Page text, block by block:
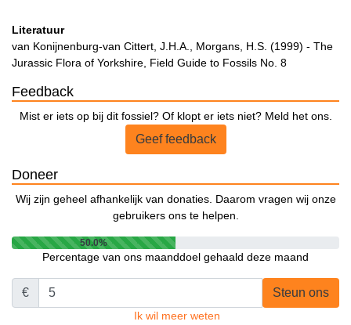
Literatuur
van Konijnenburg-van Cittert, J.H.A., Morgans, H.S. (1999) - The
Jurassic Flora of Yorkshire, Field Guide to Fossils No. 8
Feedback
Mist er iets op bij dit fossiel? Of klopt er iets niet? Meld het ons.
Geef feedback
Doneer
Wij zijn geheel afhankelijk van donaties. Daarom vragen wij onze
gebruikers ons te helpen.
50.0%
Percentage van ons maanddoel gehaald deze maand
€ Steun ons
Ik wil meer weten